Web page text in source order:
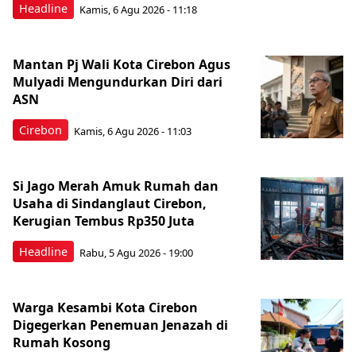
Headline Kamis, 6 Agu 2026 - 11:18
Cirebon
Mantan Pj Wali Kota Cirebon Agus
Mulyadi Mengundurkan Diri dari
ASN
Kamis, 6 Agu 2026 - 11:03
Headline
Si Jago Merah Amuk Rumah dan
Usaha di Sindanglaut Cirebon,
Kerugian Tembus Rp350 Juta
Rabu, 5 Agu 2026 - 19:00
Warga Kesambi Kota Cirebon
Digegerkan Penemuan Jenazah di
Rumah Kosong